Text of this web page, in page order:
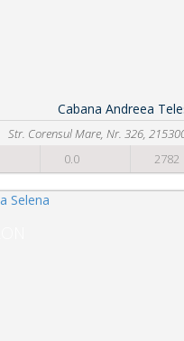
Poiana Manastirii,
De la